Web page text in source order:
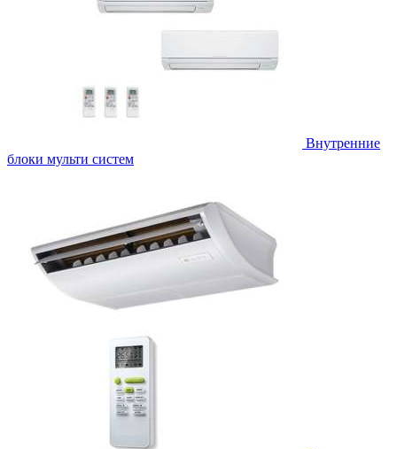
Внутренние
блоки мульти систем